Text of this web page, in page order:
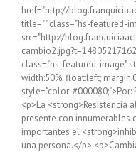
href="http://
title="" class="hs-featured-
src="http://
class="hs-featured-image"
width:50%; float:left;
style="color:
<p>La <strong>Resistencia
presente con innumerables
importantes el
una persona.</p>